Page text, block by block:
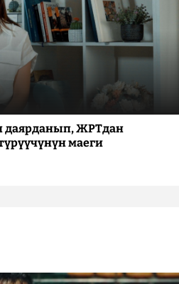
даярданып, ЖРТдан
маеги